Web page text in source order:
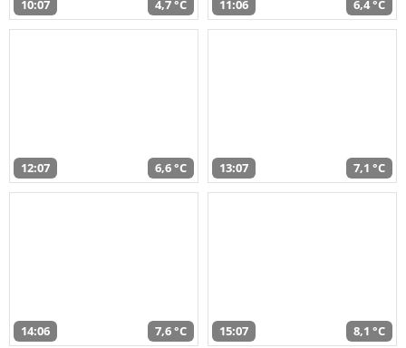
10:07 4,7 °C 11:06 6,4 °C
12:07 6,6 °C 13:07 7,1 °C
14:06 7,6 °C 15:07 8,1 °C